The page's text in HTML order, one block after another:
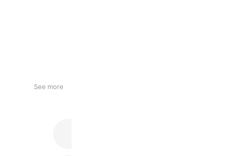
See more